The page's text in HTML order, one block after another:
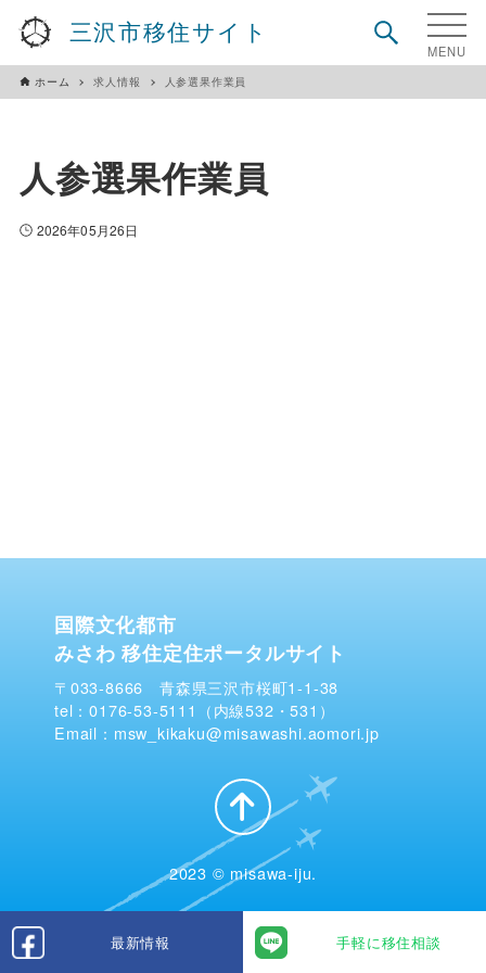
三沢市移住サイト
最新情報 手軽に移住相談
ホーム 求人情報 人参選果作業員
人参選果作業員
2026年05月26日
国際文化都市
みさわ 移住定住ポータルサイト
〒033-8666 青森県三沢市桜町1-1-38
tel：0176-53-5111（内線532・531）
Email：msw_kikaku@misawashi.aomori.jp
2023 © misawa-iju.